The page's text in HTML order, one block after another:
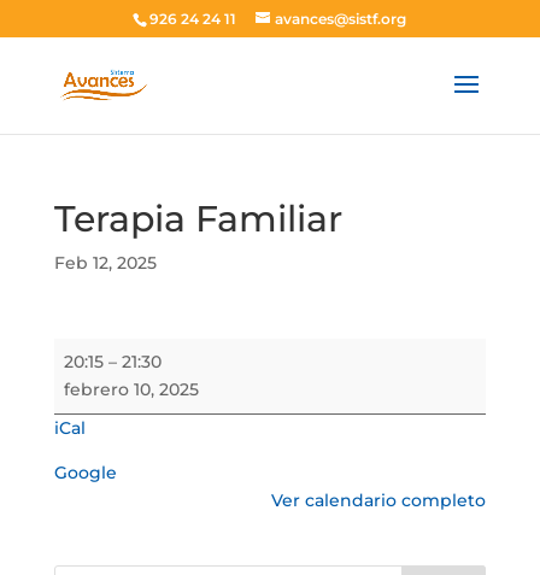
926 24 24 11 avances@sistf.org
Terapia Familiar
Feb 12, 2025
Terapia
Familiar
20:15 – 21:30
febrero 10, 2025
iCal
Google
Ver calendario completo